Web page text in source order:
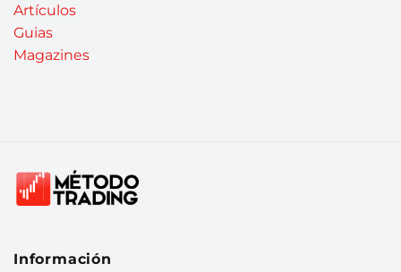
Artículos
Guias
Magazines
Información